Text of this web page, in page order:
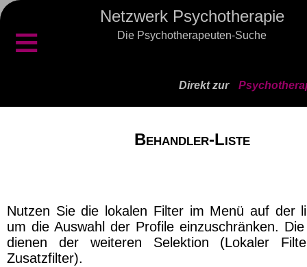
Netzwerk Psychotherapie
Die Psychotherapeuten-Suche
≡
Direkt zur
Behandler-Liste
Nutzen Sie die lokalen Filter im Menü auf der
um die Auswahl der Profile einzuschränken.
dienen der weiteren Selektion (Lokaler
Zusatzfilter).